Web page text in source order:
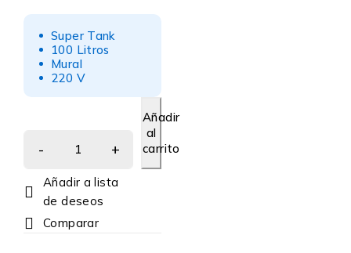
Super Tank
100 Litros
Mural
220 V
Añadir
al
carrito
Comparar